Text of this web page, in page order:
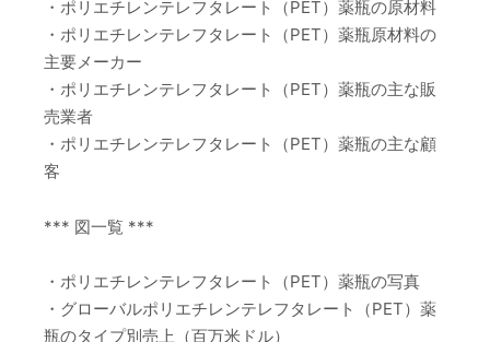
・ポリエチレンテレフタレート（PET）薬瓶の原材料
・ポリエチレンテレフタレート（PET）薬瓶原材料の
主要メーカー
・ポリエチレンテレフタレート（PET）薬瓶の主な販
売業者
・ポリエチレンテレフタレート（PET）薬瓶の主な顧
客
*** 図一覧 ***
・ポリエチレンテレフタレート（PET）薬瓶の写真
・グローバルポリエチレンテレフタレート（PET）薬
瓶のタイプ別売上（百万米ドル）